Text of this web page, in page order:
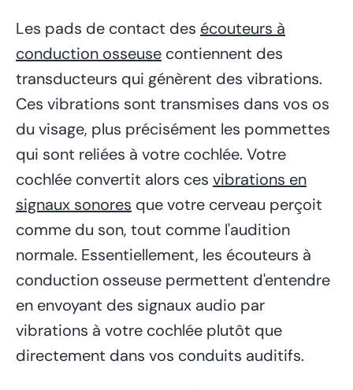
Les pads de contact des écouteurs à
conduction osseuse contiennent des
transducteurs qui génèrent des vibrations.
Ces vibrations sont transmises dans vos os
du visage, plus précisément les pommettes
qui sont reliées à votre cochlée. Votre
cochlée convertit alors ces vibrations en
signaux sonores que votre cerveau perçoit
comme du son, tout comme l'audition
normale. Essentiellement, les écouteurs à
conduction osseuse permettent d'entendre
en envoyant des signaux audio par
vibrations à votre cochlée plutôt que
directement dans vos conduits auditifs.